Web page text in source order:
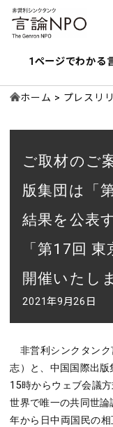
1ページでわかる
ホーム プレスリ
ご取材のご
版集団は「
結果を公表
「第17回
開催いたし
2021年9月26日
非営利シンクタンク
志）と、中国国際出版
15時からウェブ会議
世界で唯一の共同世
年から日中両国民の